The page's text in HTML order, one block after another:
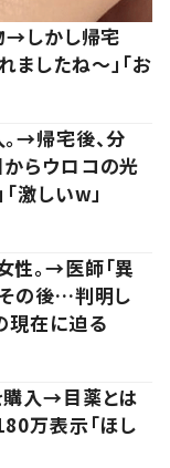
→しかし帰宅
したね～」「お
→帰宅後、分
らウロコの光
激しいw」
性。→医師「異
その後…判明し
現在に迫る
購入→目薬とは
万表示「ほし